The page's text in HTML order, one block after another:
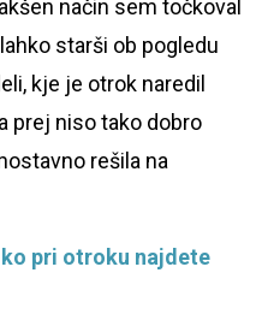
način sem točkoval
starši ob pogledu
kje je otrok naredil
prej niso tako dobro
rešila na
pri otroku najdete